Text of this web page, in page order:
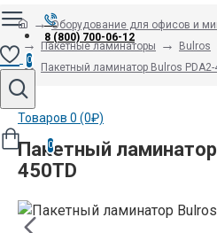
8 (800) 700-06-12
0
Товаров 0 (0₽)
0
Оборудование для офисов и
Пакетные ламинаторы
Bulros
Пакетный ламинатор Bulros PDA2-
Пакетный
450TD